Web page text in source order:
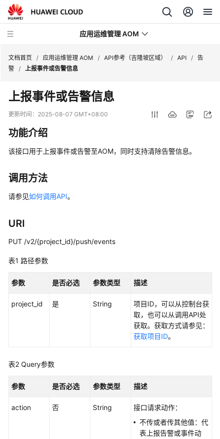
应用运维管理 AOM
最
新
动
品
绍
计
说
速
门
用
最
实
文档首页 / 应用运维管理 AOM / API参考（吉隆坡区域） / API / 告
警 / 上报事件或告警信息
上报事件或告警信息
更新时间： 2025-08-07 GMT+08:00
功能介绍
该接口用于上报事件或告警至AOM，同时支持清除告警信息。
调用方法
请参见如何调用API。
URI
PUT /v2/{project_id}/push/events
表1 路径参数
参数 是否必选 参数类型 描述
project_id 是 String
项目ID，可以从控制台获
取，也可以从调用API处
获取。获取方式请参见：
获取项目ID。
表2 Query参数
参数 是否必选 参数类型 描述
action 否 String
接口请求动作：
不传或者传其他值：代
表上报告警或事件动